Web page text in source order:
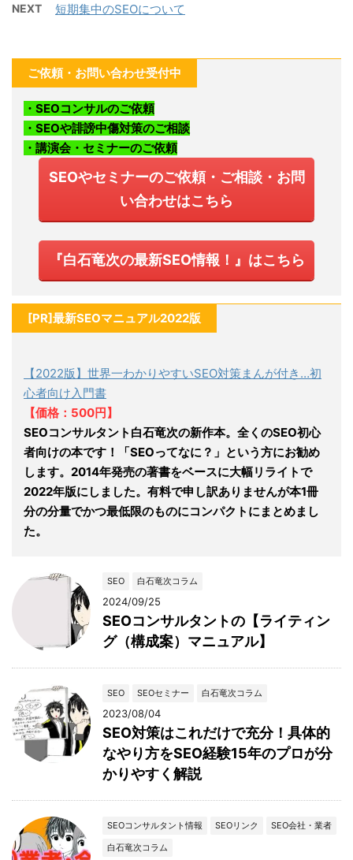
NEXT 短期集中のSEOについて
ご依頼・お問い合わせ受付中
・SEOコンサルのご依頼
・SEOや誹謗中傷対策のご相談
・講演会・セミナーのご依頼
SEOやセミナーのご依頼・ご相談・お問
い合わせはこちら
『白石竜次の最新SEO情報！』はこちら
[PR]最新SEOマニュアル2022版
【2022版】世界一わかりやすいSEO対策まんが付き…初
心者向け入門書
【価格：500円】
SEOコンサルタント白石竜次の新作本。全くのSEO初心
者向けの本です！「SEOってなに？」という方にお勧め
します。2014年発売の著書をベースに大幅リライトで
2022年版にしました。有料で申し訳ありませんが本1冊
分の分量でかつ最低限のものにコンパクトにまとめまし
た。
SEO 白石竜次コラム
2024/09/25
SEOコンサルタントの【ライティン
グ（構成案）マニュアル】
SEO SEOセミナー 白石竜次コラム
2023/08/04
SEO対策はこれだけで充分！具体的
なやり方をSEO経験15年のプロが分
かりやすく解説
SEOコンサルタント情報 SEOリンク
SEO会社・業者
白石竜次コラム